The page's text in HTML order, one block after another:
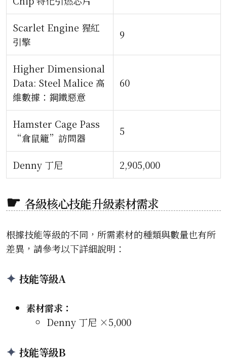
Scarlet Engine 猩紅
引擎
9
Higher Dimensional
Data: Steel Malice 高
維數據：鋼鐵惡意
60
Hamster Cage Pass
“倉鼠籠”訪問器
5
Denny 丁尼 2,905,000
各級核心技能升級素材需求
根據技能等級的不同，所需素材的種類與數量也有所
差異，請參考以下詳細說明：
技能等級A
素材需求：
Denny 丁尼 ×5,000
技能等級B